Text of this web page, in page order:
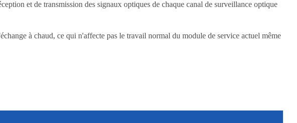
et de transmission des signaux optiques de chaque canal de surveillance optique
à chaud, ce qui n'affecte pas le travail normal du module de service actuel même